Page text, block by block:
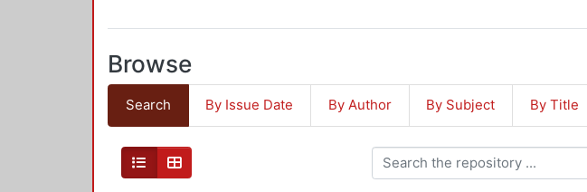
Browse
Search By Issue Date By Author By Subject By Title